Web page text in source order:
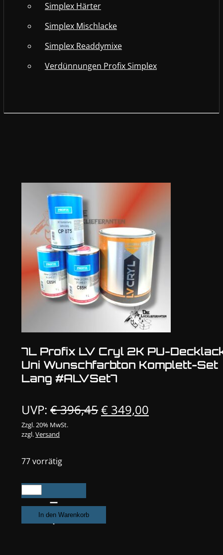
Simplex Härter
Simplex Mischlacke
Simplex Readdymixe
Verdünnungen Profix Simplex
7L Profix LV Cryl 2K PU-
Uni Wunschfarbton Komplett-Set
Lang #ALVSet7
UVP: €396,45Ursprünglicher
€ 349,00
Zzgl. 20% MwSt.
zzgl.Versand
77 vorrätig
7L
Profix
Cryl
In den Warenkorb